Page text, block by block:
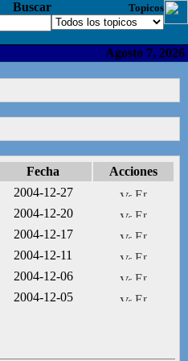
Buscar Topicos
Agosto 7, 2026
Fecha Acciones
2004-12-27
2004-12-20
2004-12-17
2004-12-11
2004-12-06
2004-12-05